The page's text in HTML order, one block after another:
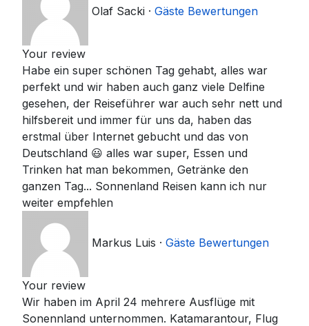
Olaf Sacki · Gäste Bewertungen
Your review
Habe ein super schönen Tag gehabt, alles war
perfekt und wir haben auch ganz viele Delfine
gesehen, der Reiseführer war auch sehr nett und
hilfsbereit und immer für uns da, haben das
erstmal über Internet gebucht und das von
Deutschland 😃 alles war super, Essen und
Trinken hat man bekommen, Getränke den
ganzen Tag... Sonnenland Reisen kann ich nur
weiter empfehlen
Markus Luis · Gäste Bewertungen
Your review
Wir haben im April 24 mehrere Ausflüge mit
Sonennland unternommen. Katamarantour, Flug